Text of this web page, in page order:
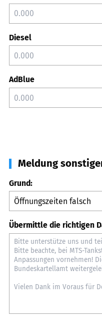
Diesel
AdBlue
Meldung
Grund:
Übermittle die richtigen